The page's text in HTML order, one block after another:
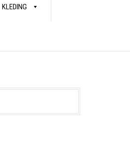
KLEDING